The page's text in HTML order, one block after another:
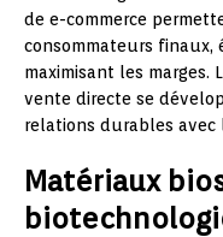
de e-commerce
consommateurs finaux,
maximisant les marges.
vente directe se
relations durables avec
Matériaux